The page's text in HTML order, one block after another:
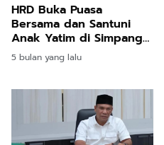
HRD Buka Puasa
Bersama dan Santuni
Anak Yatim di Simpang
Mamplam
5 bulan yang lalu